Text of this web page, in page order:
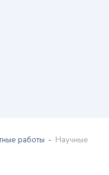
работы Научные